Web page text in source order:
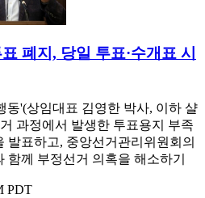
폐지, 당일 투표·수개표 시
동'(상임대표 김영한 박사, 이하 샬
과정에서 발생한 투표용지 부족
발표하고, 중앙선거관리위원회의
함께 부정선거 의혹을 해소하기
PDT